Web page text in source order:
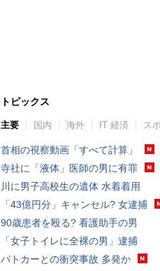
トピックス
主要 国内 海外 IT 経済 ス
首相の視察動画「すべて計算」
寺社に「液体」医師の男に有罪
川に男子高校生の遺体 水着着用
「43億円分」キャンセル? 女逮捕
90歳患者を殴る? 看護助手の男
「女子トイレに全裸の男」逮捕
パトカーとの衝突事故 多発か